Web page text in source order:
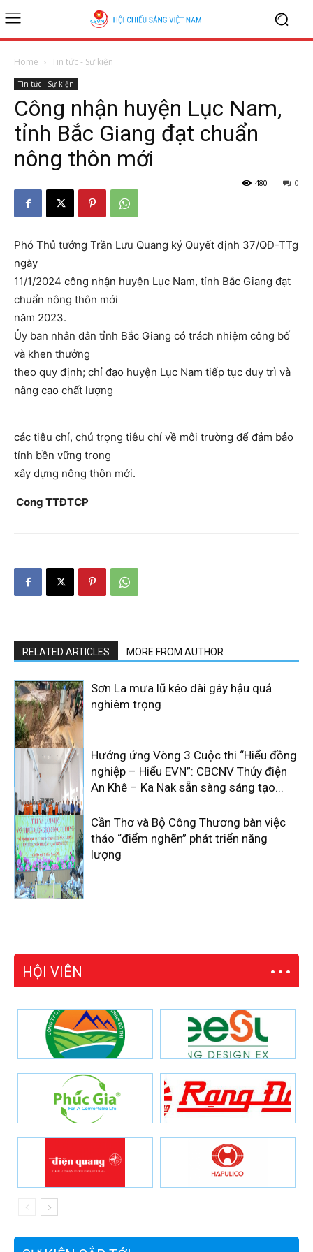
Home Tin tức - Sự kiện
Tin tức - Sự kiện
Công nhận huyện Lục Nam,
tỉnh Bắc Giang đạt chuẩn
nông thôn mới
0
480
Phó Thủ tướng Trần Lưu Quang ký Quyết định 37/QĐ-TTg
ngày
11/1/2024 công nhận huyện Lục Nam, tỉnh Bắc Giang đạt
chuẩn nông thôn mới
năm 2023.
Ủy ban nhân dân tỉnh Bắc Giang có trách nhiệm công bố
và khen thưởng
theo quy định; chỉ đạo huyện Lục Nam tiếp tục duy trì và
nâng cao chất lượng
các tiêu chí, chú trọng tiêu chí về môi trường để đảm bảo
tính bền vững trong
xây dựng nông thôn mới.
Cong TTĐTCP
RELATED ARTICLES MORE FROM AUTHOR
Sơn La mưa lũ kéo dài gây hậu quả
nghiêm trọng
Hưởng ứng Vòng 3 Cuộc thi “Hiểu đồng
nghiệp – Hiểu EVN”: CBCNV Thủy điện
An Khê – Ka Nak sẵn sàng sáng tạo...
Cần Thơ và Bộ Công Thương bàn việc
tháo “điểm nghẽn” phát triển năng
lượng
HỘI VIÊN